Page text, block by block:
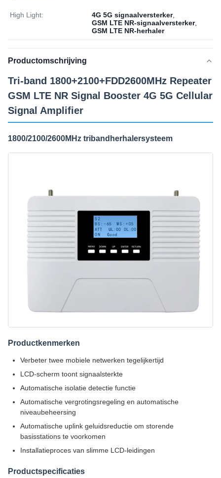
High Light: 4G 5G signaalversterker,
GSM LTE NR-signaalversterker,
GSM LTE NR-herhaler
Productomschrijving
Tri-band 1800+2100+FDD2600MHz Repeater
GSM LTE NR Signal Booster 4G 5G Cellular
Signal Amplifier
1800/2100/2600MHz tribandherhalersysteem
Productkenmerken
Verbeter twee mobiele netwerken tegelijkertijd
LCD-scherm toont signaalsterkte
Automatische isolatie detectie functie
Automatische vergrotingsregeling en automatische
niveaubeheersing
Automatische uplink geluidsreductie om storende
basisstations te voorkomen
Installatieproces van slimme LCD-leidingen
Productspecificaties